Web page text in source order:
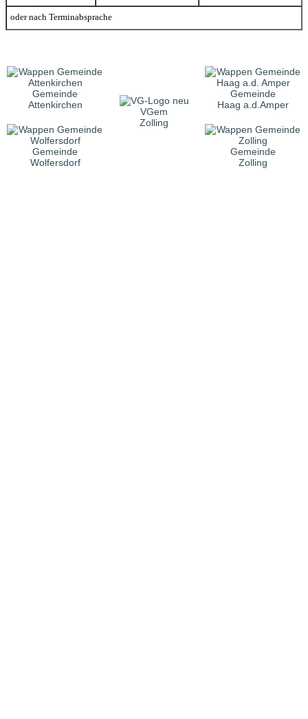
oder nach Terminabsprache
Gemeinde
Attenkirchen
VGem
Zolling
Gemeinde
Haag a.d.Amper
Gemeinde
Wolfersdorf
Gemeinde
Zolling